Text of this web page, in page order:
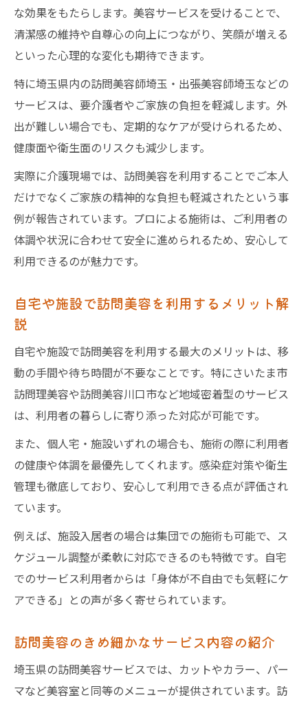
な効果をもたらします。美容サービスを受けることで、
清潔感の維持や自尊心の向上につながり、笑顔が増える
といった心理的な変化も期待できます。
特に埼玉県内の訪問美容師埼玉・出張美容師埼玉などの
サービスは、要介護者やご家族の負担を軽減します。外
出が難しい場合でも、定期的なケアが受けられるため、
健康面や衛生面のリスクも減少します。
実際に介護現場では、訪問美容を利用することでご本人
だけでなくご家族の精神的な負担も軽減されたという事
例が報告されています。プロによる施術は、ご利用者の
体調や状況に合わせて安全に進められるため、安心して
利用できるのが魅力です。
自宅や施設で訪問美容を利用するメリット解
説
自宅や施設で訪問美容を利用する最大のメリットは、移
動の手間や待ち時間が不要なことです。特にさいたま市
訪問理美容や訪問美容川口市など地域密着型のサービス
は、利用者の暮らしに寄り添った対応が可能です。
また、個人宅・施設いずれの場合も、施術の際に利用者
の健康や体調を最優先してくれます。感染症対策や衛生
管理も徹底しており、安心して利用できる点が評価され
ています。
例えば、施設入居者の場合は集団での施術も可能で、ス
ケジュール調整が柔軟に対応できるのも特徴です。自宅
でのサービス利用者からは「身体が不自由でも気軽にケ
アできる」との声が多く寄せられています。
訪問美容のきめ細かなサービス内容の紹介
埼玉県の訪問美容サービスでは、カットやカラー、パー
マなど美容室と同等のメニューが提供されています。訪